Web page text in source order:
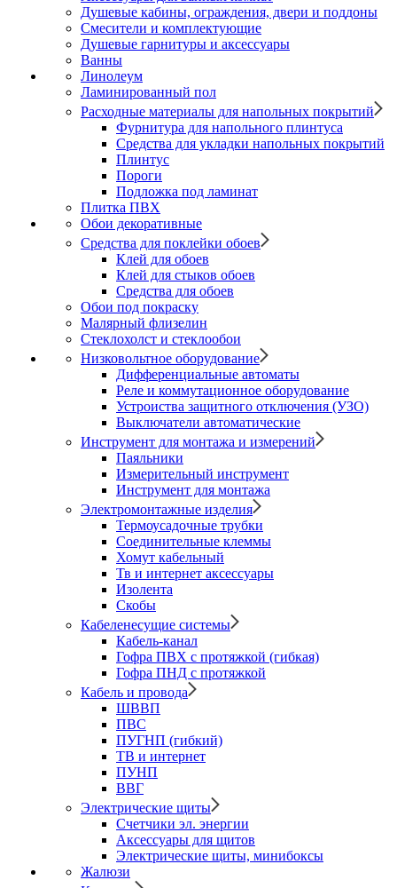
Душевые кабины, ограждения, двери и поддоны
Смесители и комплектующие
Душевые гарнитуры и аксессуары
Ванны
Линолеум
Ламинированный пол
Расходные материалы для напольных покрытий
Фурнитура для напольного плинтуса
Средства для укладки напольных покрытий
Плинтус
Пороги
Подложка под ламинат
Плитка ПВХ
Обои декоративные
Средства для поклейки обоев
Клей для обоев
Клей для стыков обоев
Средства для обоев
Обои под покраску
Малярный флизелин
Стеклохолст и стеклообои
Низковольтное оборудование
Дифференциальные автоматы
Реле и коммутационное оборудование
Устроиства защитного отключения (УЗО)
Выключатели автоматические
Инструмент для монтажа и измерений
Паяльники
Измерительный инструмент
Инструмент для монтажа
Электромонтажные изделия
Термоусадочные трубки
Соединительные клеммы
Хомут кабельный
Тв и интернет аксессуары
Изолента
Скобы
Кабеленесущие системы
Кабель-канал
Гофра ПВХ с протяжкой (гибкая)
Гофра ПНД с протяжкой
Кабель и провода
ШВВП
ПВС
ПУГНП (гибкий)
ТВ и интернет
ПУНП
ВВГ
Электрические щиты
Счетчики эл. энергии
Аксессуары для щитов
Электрические щиты, минибоксы
Жалюзи